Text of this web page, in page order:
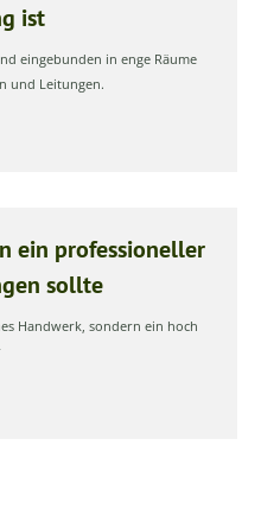
ist
eingebunden in enge Räume
und Leitungen.
ein professioneller
sollte
Handwerk, sondern ein hoch